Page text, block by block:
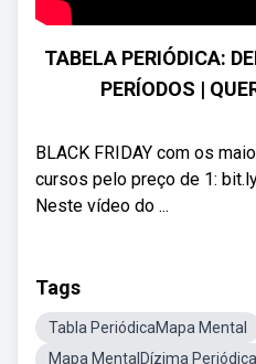
TABELA PERIÓDICA:
PERÍODOS |
BLACK FRIDAY com os
cursos pelo preço de 1:
Neste vídeo do ...
Tags
Tabla PeriódicaMapa Mental
Mapa MentalDízima Periódica